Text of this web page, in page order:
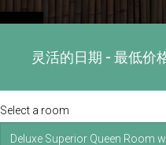
灵活的日期 - 最低价
Select a room